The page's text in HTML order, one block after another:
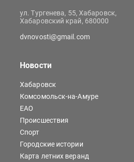
ул. Тургенева, 55, Хабаровск,
Хабаровский край, 680000
dvnovosti@gmail.com
Новости
Хабаровск
Комсомольск-на-Амуре
ЕАО
Происшествия
Спорт
Городские истории
Карта летних веранд